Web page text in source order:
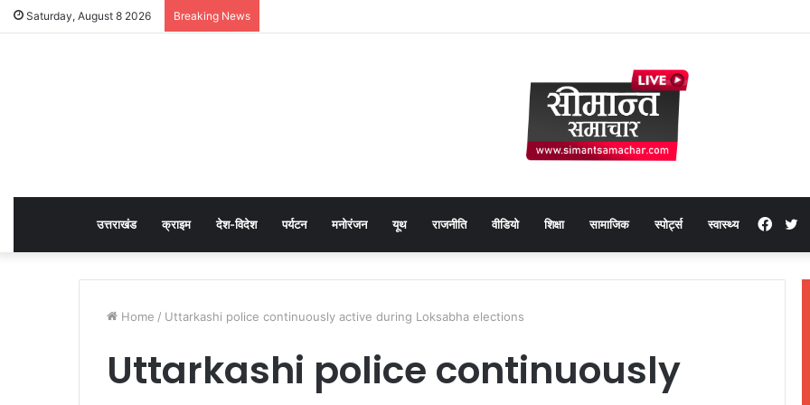
Saturday, August 8 2026 Breaking News
उत्तराखंड क्राइम देश-विदेश पर्यटन मनोरंजन यूथ राजनीति वीडियो शिक्षा सामाजिक स्पोर्ट्स स्वास्थ्य
Home / Uttarkashi police continuously active during Loksabha elections
Uttarkashi police continuously